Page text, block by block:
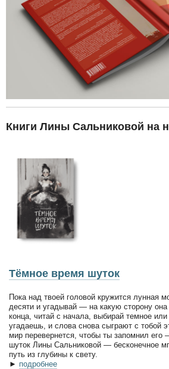
Книги Лины Сальниковой на
Тёмное время шуток
Пока над твоей головой кружится лунная
десяти и угадывай — на какую сторону
конца, читай с начала, выбирай темное
угадаешь, и слова снова сыграют с тобой
мир перевернется, чтобы ты запомнил
шуток Лины Сальниковой — бесконечное
путь из глубины к свету.
► подробнее